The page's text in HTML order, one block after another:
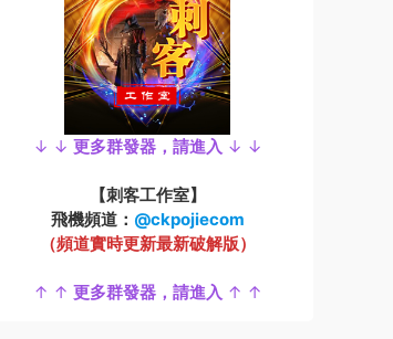
↓ ↓ 更多群發器，請進入 ↓ ↓
【刺客工作室】
飛機頻道： @ckpojiecom
（頻道實時更新最新破解版）
↑ ↑ 更多群發器，請進入 ↑ ↑